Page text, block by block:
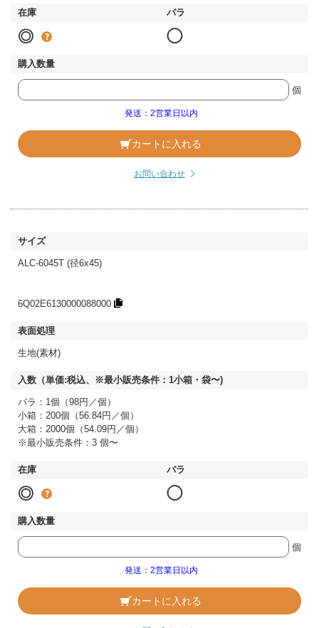
◎ ◯
個
発送：2営業日以内
カートに入れる
お問い合わせ
ALC-6045T (径6x45)
6Q02E6130000088000
生地(素材)
バラ：1個（98円／個）
小箱：200個（56.84円／個）
大箱：2000個（54.09円／個）
※最小販売条件：3 個〜
◎ ◯
個
発送：2営業日以内
カートに入れる